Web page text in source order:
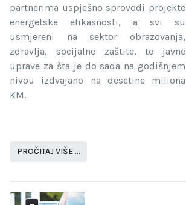
partnerima uspješno sprovodi projekte
energetske efikasnosti, a svi su
usmjereni na sektor obrazovanja,
zdravlja, socijalne zaštite, te javne
uprave za šta je do sada na godišnjem
nivou izdvajano na desetine miliona
KM.
PROČITAJ VIŠE …